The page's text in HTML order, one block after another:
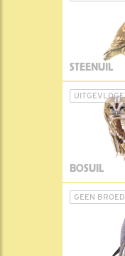
STEENUIL
BOSUIL
GEEN